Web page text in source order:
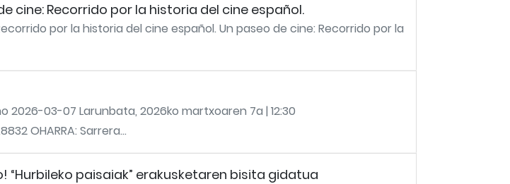
cine: Recorrido por la historia del cine español.
por la historia del cine español. Un paseo de cine: Recorrido por la
2026-03-07 Larunbata, 2026ko martxoaren 7a | 12:30
OHARRA: Sarrera...
paisaiak” erakusketaren bisita gidatua